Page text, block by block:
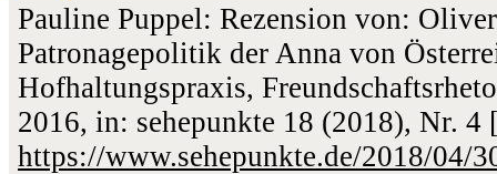
Pauline Puppel: Rezension von:
Patronagepolitik der Anna von
Hofhaltungspraxis,
2016, in: sehepunkte 18 (2018), Nr.
https://www.sehepunkte.de/2018/04/